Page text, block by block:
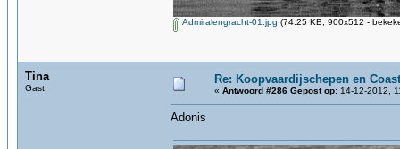
Admiralengracht-01.jpg (74.25 KB, 900x512 -
Tina
Gast
Re: Koopvaardijschepen en
« Antwoord #286 Gepost op: 14-12-2012,
Adonis